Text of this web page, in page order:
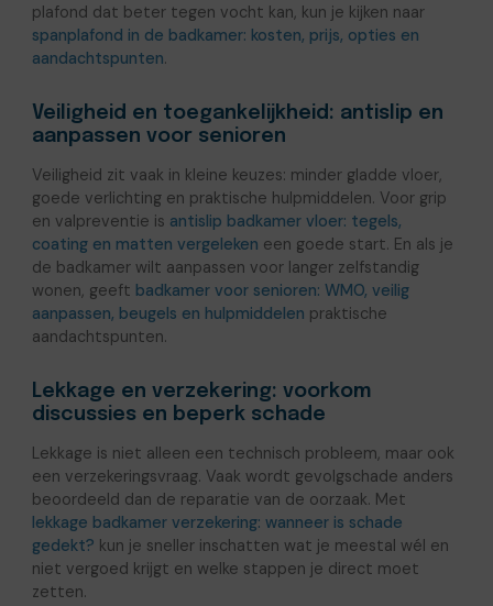
plafond dat beter tegen vocht kan, kun je kijken naar
spanplafond in de badkamer: kosten, prijs, opties en
aandachtspunten.
Veiligheid en toegankelijkheid: antislip en
aanpassen voor senioren
Veiligheid zit vaak in kleine keuzes: minder gladde vloer,
goede verlichting en praktische hulpmiddelen. Voor grip
en valpreventie is antislip badkamer vloer: tegels,
coating en matten vergeleken een goede start. En als je
de badkamer wilt aanpassen voor langer zelfstandig
wonen, geeft badkamer voor senioren: WMO, veilig
aanpassen, beugels en hulpmiddelen praktische
aandachtspunten.
Lekkage en verzekering: voorkom
discussies en beperk schade
Lekkage is niet alleen een technisch probleem, maar ook
een verzekeringsvraag. Vaak wordt gevolgschade anders
beoordeeld dan de reparatie van de oorzaak. Met
lekkage badkamer verzekering: wanneer is schade
gedekt? kun je sneller inschatten wat je meestal wél en
niet vergoed krijgt en welke stappen je direct moet
zetten.